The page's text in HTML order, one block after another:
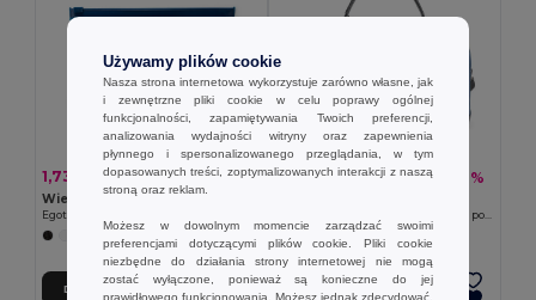
1,73 zł 2,95 zł -41%
Egotier 92733
+1 kolory
Dodaj Do Koszyka
130,71 zł253,24 zł -48%
Torba poróżna z 600D kationowego i poliamidowej skóry
Dodaj Do Koszyka
Używamy plików cookie
Nasza strona internetowa wykorzystuje zarówno własne, jak
i zewnętrzne pliki cookie w celu poprawy ogólnej
funkcjonalności, zapamiętywania Twoich preferencji,
analizowania wydajności witryny oraz zapewnienia
płynnego i spersonalizowanego przeglądania, w tym
dopasowanych treści, zoptymalizowanych interakcji z naszą
stroną oraz reklam.
Możesz w dowolnym momencie zarządzać swoimi
preferencjami dotyczącymi plików cookie. Pliki cookie
niezbędne do działania strony internetowej nie mogą
zostać wyłączone, ponieważ są konieczne do jej
prawidłowego funkcjonowania. Możesz jednak zdecydować,